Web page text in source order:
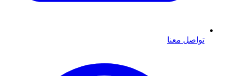
تواصل معنا